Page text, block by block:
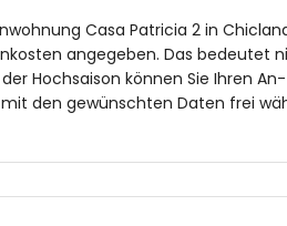
(innerhalb von 10 Kilometern
Ozean (innerhalb von 10
(innerhalb von 50 Kilometern
Casa Patricia 2 in
angegeben. Das bedeutet
Hochsaison können Sie Ihren
den gewünschten Daten frei